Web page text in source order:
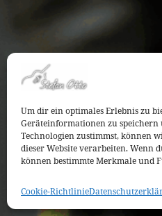
Um dir ein optimales Erlebnis zu
Geräteinformationen zu
Technologien zustimmst, können
dieser Website verarbeiten.
können bestimmte Merkmale und
Cookie-Richtlinie